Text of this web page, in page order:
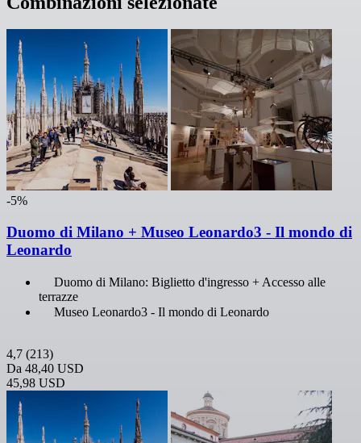
-5%
Duomo di Milano + Museo Leonardo3 - Il mondo di
Leonardo
Duomo di Milano: Biglietto d'ingresso + Accesso alle
terrazze
Museo Leonardo3 - Il mondo di Leonardo
4,7 (213)
Da 48,40 USD
45,98 USD